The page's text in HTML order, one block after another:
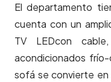
El departamento
cuenta con un
TV LEDcon
acondicionados
sofá se convierte en